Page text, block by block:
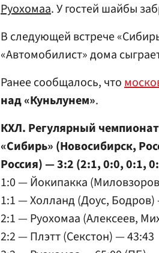
Руохомаа. У гостей шайбы
В следующей встрече
«Автомобилист» дома
Ранее сообщалось, что
над «Куньлунем».
КХЛ. Регулярный чемпионат
«Сибирь» (Новосибирск,
Россия) — 3:2 (2:1, 0:0, 0:1,
1:0 — Йокипакка
1:1 — Холланд (Доус, Бодров)
2:1 — Руохомаа (Алексеев,
2:2 — Плэтт (Секстон) — 43:43